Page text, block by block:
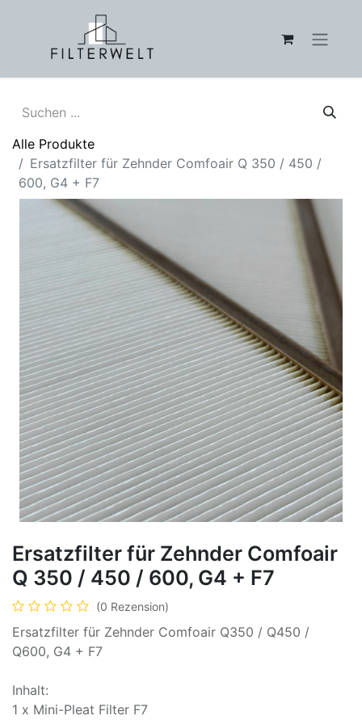
Alle Produkte
Ersatzfilter für Zehnder Comfoair Q 350 / 450 /
600, G4 + F7
Ersatzfilter für Zehnder Comfoair
Q 350 / 450 / 600, G4 + F7
(0 Rezension)
Ersatzfilter für Zehnder Comfoair Q350 / Q450 /
Q600, G4 + F7
Inhalt:
1 x Mini-Pleat Filter F7